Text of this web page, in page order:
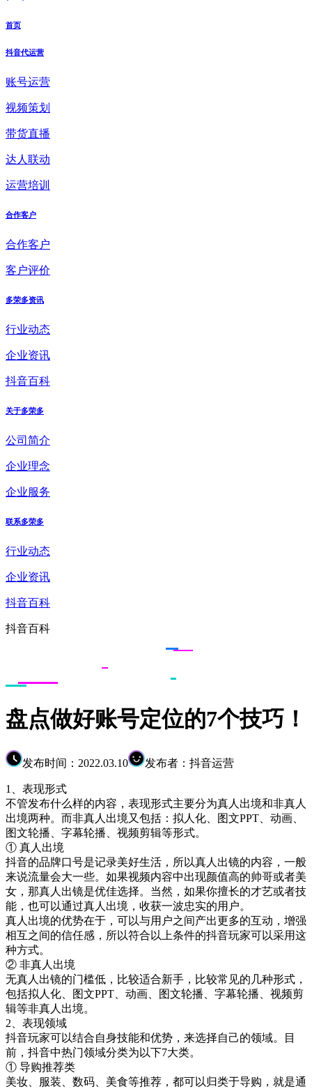
首页
抖音代运营
账号运营
视频策划
带货直播
达人联动
运营培训
合作客户
合作客户
客户评价
多荣多资讯
行业动态
企业资讯
抖音百科
关于多荣多
公司简介
企业理念
企业服务
联系多荣多
行业动态
企业资讯
抖音百科
抖音百科
盘点做好账号定位的7个技巧！
发布时间：2022.03.10 发布者：抖音运营
1、表现形式
不管发布什么样的内容，表现形式主要分为真人出境和非真人
出境两种。而非真人出境又包括：拟人化、图文PPT、动画、
图文轮播、字幕轮播、视频剪辑等形式。
① 真人出境
抖音的品牌口号是记录美好生活，所以真人出镜的内容，一般
来说流量会大一些。如果视频内容中出现颜值高的帅哥或者美
女，那真人出镜是优佳选择。当然，如果你擅长的才艺或者技
能，也可以通过真人出境，收获一波忠实的用户。
真人出境的优势在于，可以与用户之间产出更多的互动，增强
相互之间的信任感，所以符合以上条件的抖音玩家可以采用这
种方式。
② 非真人出境
无真人出镜的门槛低，比较适合新手，比较常见的几种形式，
包括拟人化、图文PPT、动画、图文轮播、字幕轮播、视频剪
辑等非真人出境。
2、表现领域
抖音玩家可以结合自身技能和优势，来选择自己的领域。目
前，抖音中热门领域分类为以下7大类。
① 导购推荐类
美妆、服装、数码、美食等推荐，都可以归类于导购，就是通